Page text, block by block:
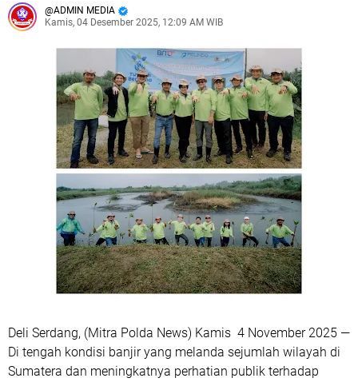
ADMIN MEDIA
Kamis, 04 Desember 2025, 12:09 AM WIB
Deli Serdang, (Mitra Polda News) Kamis 4 November 2025 —
Di tengah kondisi banjir yang melanda sejumlah wilayah di
Sumatera dan meningkatnya perhatian publik terhadap